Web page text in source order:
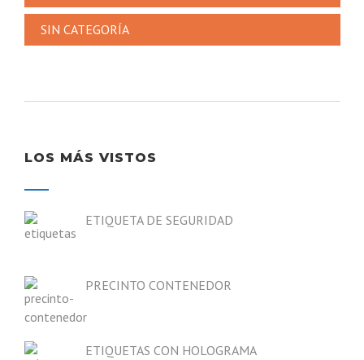
SIN CATEGORÍA
LOS MÁS VISTOS
ETIQUETA DE SEGURIDAD
PRECINTO CONTENEDOR
ETIQUETAS CON HOLOGRAMA